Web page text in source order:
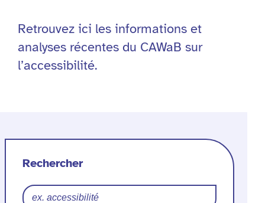
Retrouvez ici les informations et
analyses récentes du CAWaB sur
l’accessibilité.
Rechercher